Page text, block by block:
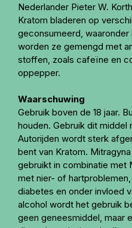
Nederlander Pieter W.
Kratom bladeren op
geconsumeerd, waaronder
worden ze gemengd met
stoffen, zoals cafeïne en
oppepper.
Waarschuwing
Gebruik boven de 18 jaar.
houden. Gebruik dit middel
Autorijden wordt sterk
bent van Kratom.
gebruikt in combinatie met
met nier- of
diabetes en onder invloed
alcohol wordt het gebruik
geen geneesmiddel, maar